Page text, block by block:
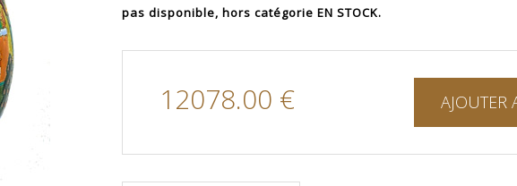
pas disponible, hors catégorie EN STOCK.
12078.00 € AJOUTER